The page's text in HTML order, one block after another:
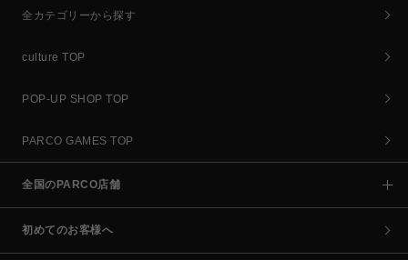
全カテゴリーから探す
culture TOP
POP-UP SHOP TOP
PARCO GAMES TOP
全国のPARCO店舗
初めてのお客様へ